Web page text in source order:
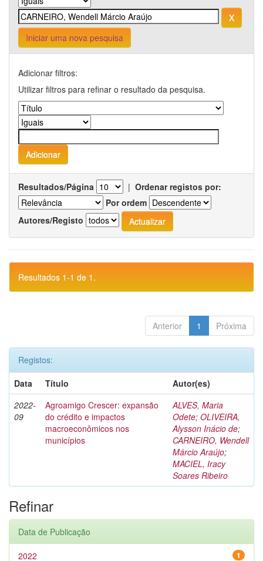
Iniciar uma nova pesquisa
Adicionar filtros:
Utilizar filtros para refinar o resultado da pesquisa.
Resultados/Página | Ordenar registos por:
Por ordem
Autores/Registo
Resultados 1-1 de 1.
Anterior 1 Próxima
Registos:
Data
Título
Autor(es)
2022-
09
Agroamigo Crescer: expansão
do crédito e impactos
macroeconômicos nos
municípios
ALVES, Maria
Odete; OLIVEIRA,
Alysson Inácio de;
CARNEIRO, Wendell
Márcio Araújo;
MACIEL, Iracy
Soares Ribeiro
Refinar
Data de Publicação
1
2022